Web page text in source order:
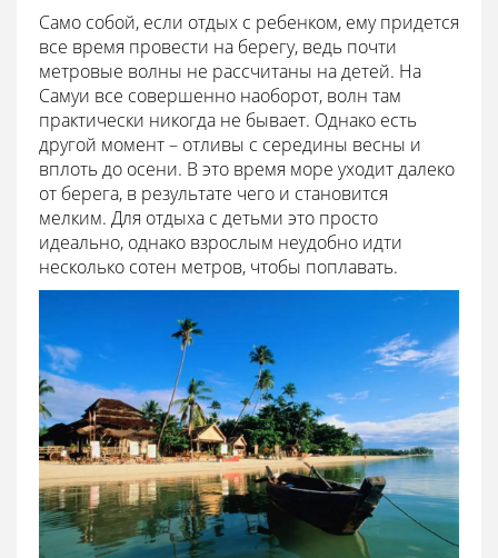
Само собой, если отдых с ребенком, ему придется
все время провести на берегу, ведь почти
метровые волны не рассчитаны на детей. На
Самуи все совершенно наоборот, волн там
практически никогда не бывает. Однако есть
другой момент – отливы с середины весны и
вплоть до осени. В это время море уходит далеко
от берега, в результате чего и становится
мелким. Для отдыха с детьми это просто
идеально, однако взрослым неудобно идти
несколько сотен метров, чтобы поплавать.